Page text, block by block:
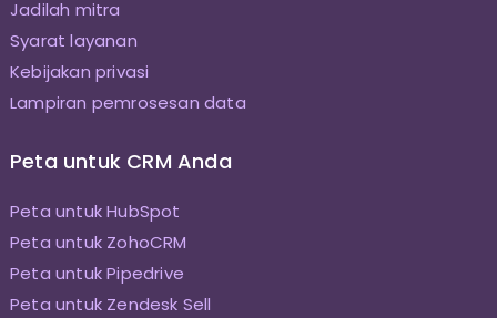
Jadilah mitra
Syarat layanan
Kebijakan privasi
Lampiran pemrosesan data
Peta untuk CRM Anda
Peta untuk HubSpot
Peta untuk ZohoCRM
Peta untuk Pipedrive
Peta untuk Zendesk Sell